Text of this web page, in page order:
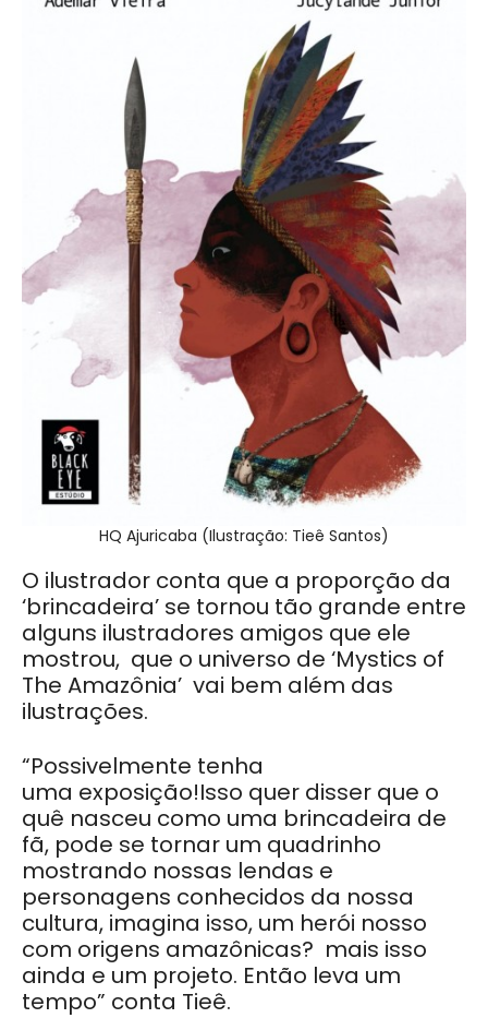
HQ Ajuricaba (Ilustração: Tieê Santos)
O ilustrador conta que a proporção da
‘brincadeira’ se tornou tão grande entre
alguns ilustradores amigos que ele
mostrou, que o universo de ‘Mystics of
The Amazônia’ vai bem além das
ilustrações.
“Possivelmente tenha
uma exposição!Isso quer disser que o
quê nasceu como uma brincadeira de
fã, pode se tornar um quadrinho
mostrando nossas lendas e
personagens conhecidos da nossa
cultura, imagina isso, um herói nosso
com origens amazônicas? mais isso
ainda e um projeto. Então leva um
tempo” conta Tieê.